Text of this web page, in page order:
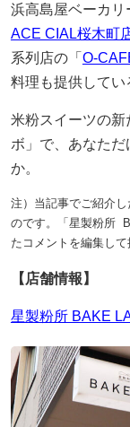
浜高島屋ベーカリ
ACE CIAL桜木町
系列店の「 O-
料理も提供してい
米粉スイーツの新
ボ」で、あなた
か。
注）当記事でご紹介
のです。「星製粉所
たコメントを編集して
【店舗情報】
星製粉所 BAKE